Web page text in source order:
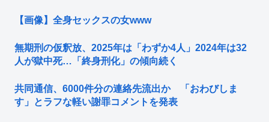
【画像】全身セックスの女www
無期刑の仮釈放、2025年は「わずか4人」2024年は32
人が獄中死…「終身刑化」の傾向続く
共同通信、6000件分の連絡先流出か 「おわびしま
す」とラフな軽い謝罪コメントを発表